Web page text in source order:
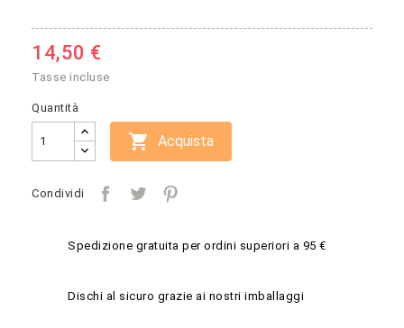
14,50 €
Tasse incluse
Quantità
 Acquista
Condividi
Spedizione gratuita per ordini superiori a 95 €
Dischi al sicuro grazie ai nostri imballaggi